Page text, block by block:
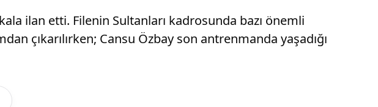
ilan etti. Filenin Sultanları kadrosunda bazı önemli
çıkarılırken; Cansu Özbay son antrenmanda yaşadığı